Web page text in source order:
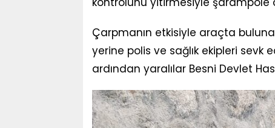
Çarpmanın etkisiyle araçta
yerine polis ve sağlık ekipleri sevk
ardından yaralılar Besni Devlet